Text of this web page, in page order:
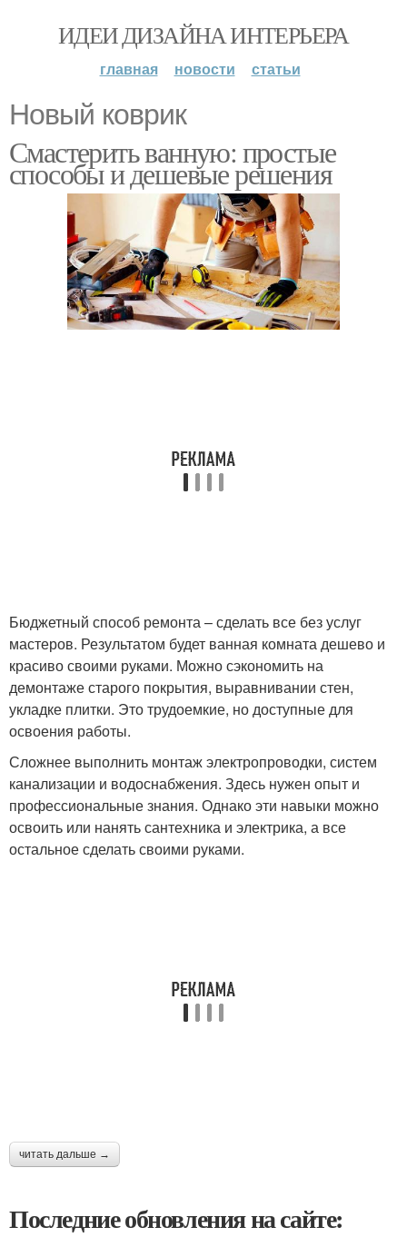
ИДЕИ ДИЗАЙНА ИНТЕРЬЕРА
главная новости статьи
Новый коврик
Смастерить ванную: простые
способы и дешевые решения
Бюджетный способ ремонта – сделать все без услуг
мастеров. Результатом будет ванная комната дешево и
красиво своими руками. Можно сэкономить на
демонтаже старого покрытия, выравнивании стен,
укладке плитки. Это трудоемкие, но доступные для
освоения работы.
Сложнее выполнить монтаж электропроводки, систем
канализации и водоснабжения. Здесь нужен опыт и
профессиональные знания. Однако эти навыки можно
освоить или нанять сантехника и электрика, а все
остальное сделать своими руками.
читать дальше →
Последние обновления на сайте: